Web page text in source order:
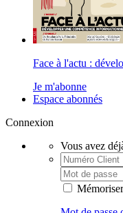
Face à l'actu :
Je m'abonne
Espace abonnés
Connexion
Vous avez
Mémoriser